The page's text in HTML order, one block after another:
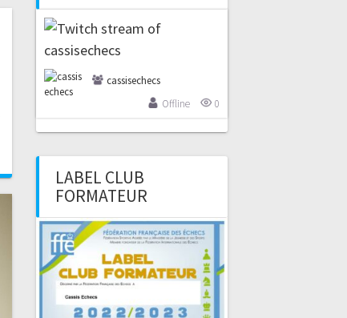
cassisechecs
Offline
0
LABEL CLUB
FORMATEUR